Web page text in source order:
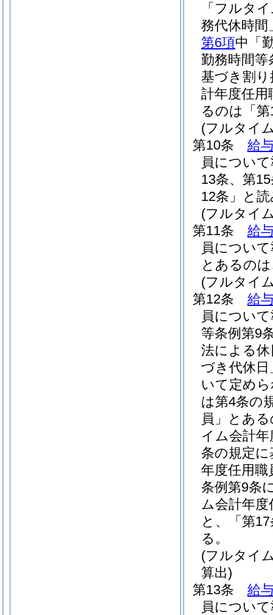
「フルタ
務代休時間
第6項中「
勤務時間等
基づき割
計年度任
るのは「
(フルタイ
第10条
給
員につい
13条、第
12条」と
(フルタイ
第11条
給
員につい
とあるの
(フルタイ
第12条
給
員につい
等条例第9
法による休
づき代休
いて定め
は第4条の
員」とあ
イム会計
条の規定
年度任用
条例第9条
ム会計年
と、「第
る。
(フルタイ
算出)
第13条
給
員につい